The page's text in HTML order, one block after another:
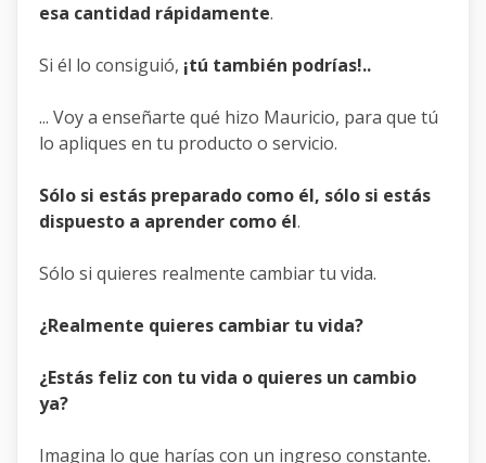
esa cantidad rápidamente.
Si él lo consiguió, ¡tú también podrías!..
... Voy a enseñarte qué hizo Mauricio, para que tú
lo apliques en tu producto o servicio.
Sólo si estás preparado como él, sólo si estás
dispuesto a aprender como él.
Sólo si quieres realmente cambiar tu vida.
¿Realmente quieres cambiar tu vida?
¿Estás feliz con tu vida o quieres un cambio
ya?
Imagina lo que harías con un ingreso constante.